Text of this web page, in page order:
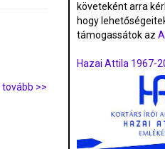
tovább >>
követeként arra
hogy
támogassátok az
Hazai Attila 1967-